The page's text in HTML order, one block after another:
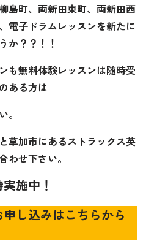
島町、両新田東町、両新田西
電子ドラムレッスンを新たに
か？？！！
も無料体験レッスンは随時受
ある方は
。
草加市にあるストラックス英
わせ下さい。
施中！
し込みはこちらから